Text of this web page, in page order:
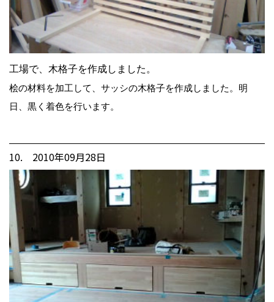
工場で、木格子を作成しました。
桧の材料を加工して、サッシの木格子を作成しました。明
日、黒く着色を行います。
10. 2010年09月28日